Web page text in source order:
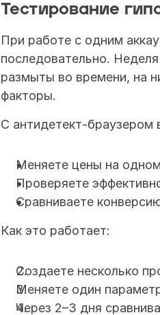
Тестирование
При работе с одним
последовательно.
размыты во времени, на
факторы.
С антидетект-браузером
Меняете цены на
Проверяете
Сравниваете
Как это работает:
Создаете несколько
Меняете один
Через 2–3 дня